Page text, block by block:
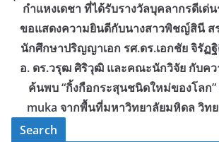
กำแหงเดชา ที่ได้รับรางวัลบุคลากรดีเด่
ขอแสดงความยินดีกับนางสาวพิชญ์สินี
นักศึกษาปริญญาเอก รศ.ดร.เอกชัย จิรัฏ
อ. ดร.วรุฒ ศิริวุฒิ และคณะนักวิจัย กับคว
ค้นพบ “กิ้งกือกระสุนชนิดใหม่ของโลก
muka จากพื้นที่มหาวิทยาลัยมหิดล วิท
Search